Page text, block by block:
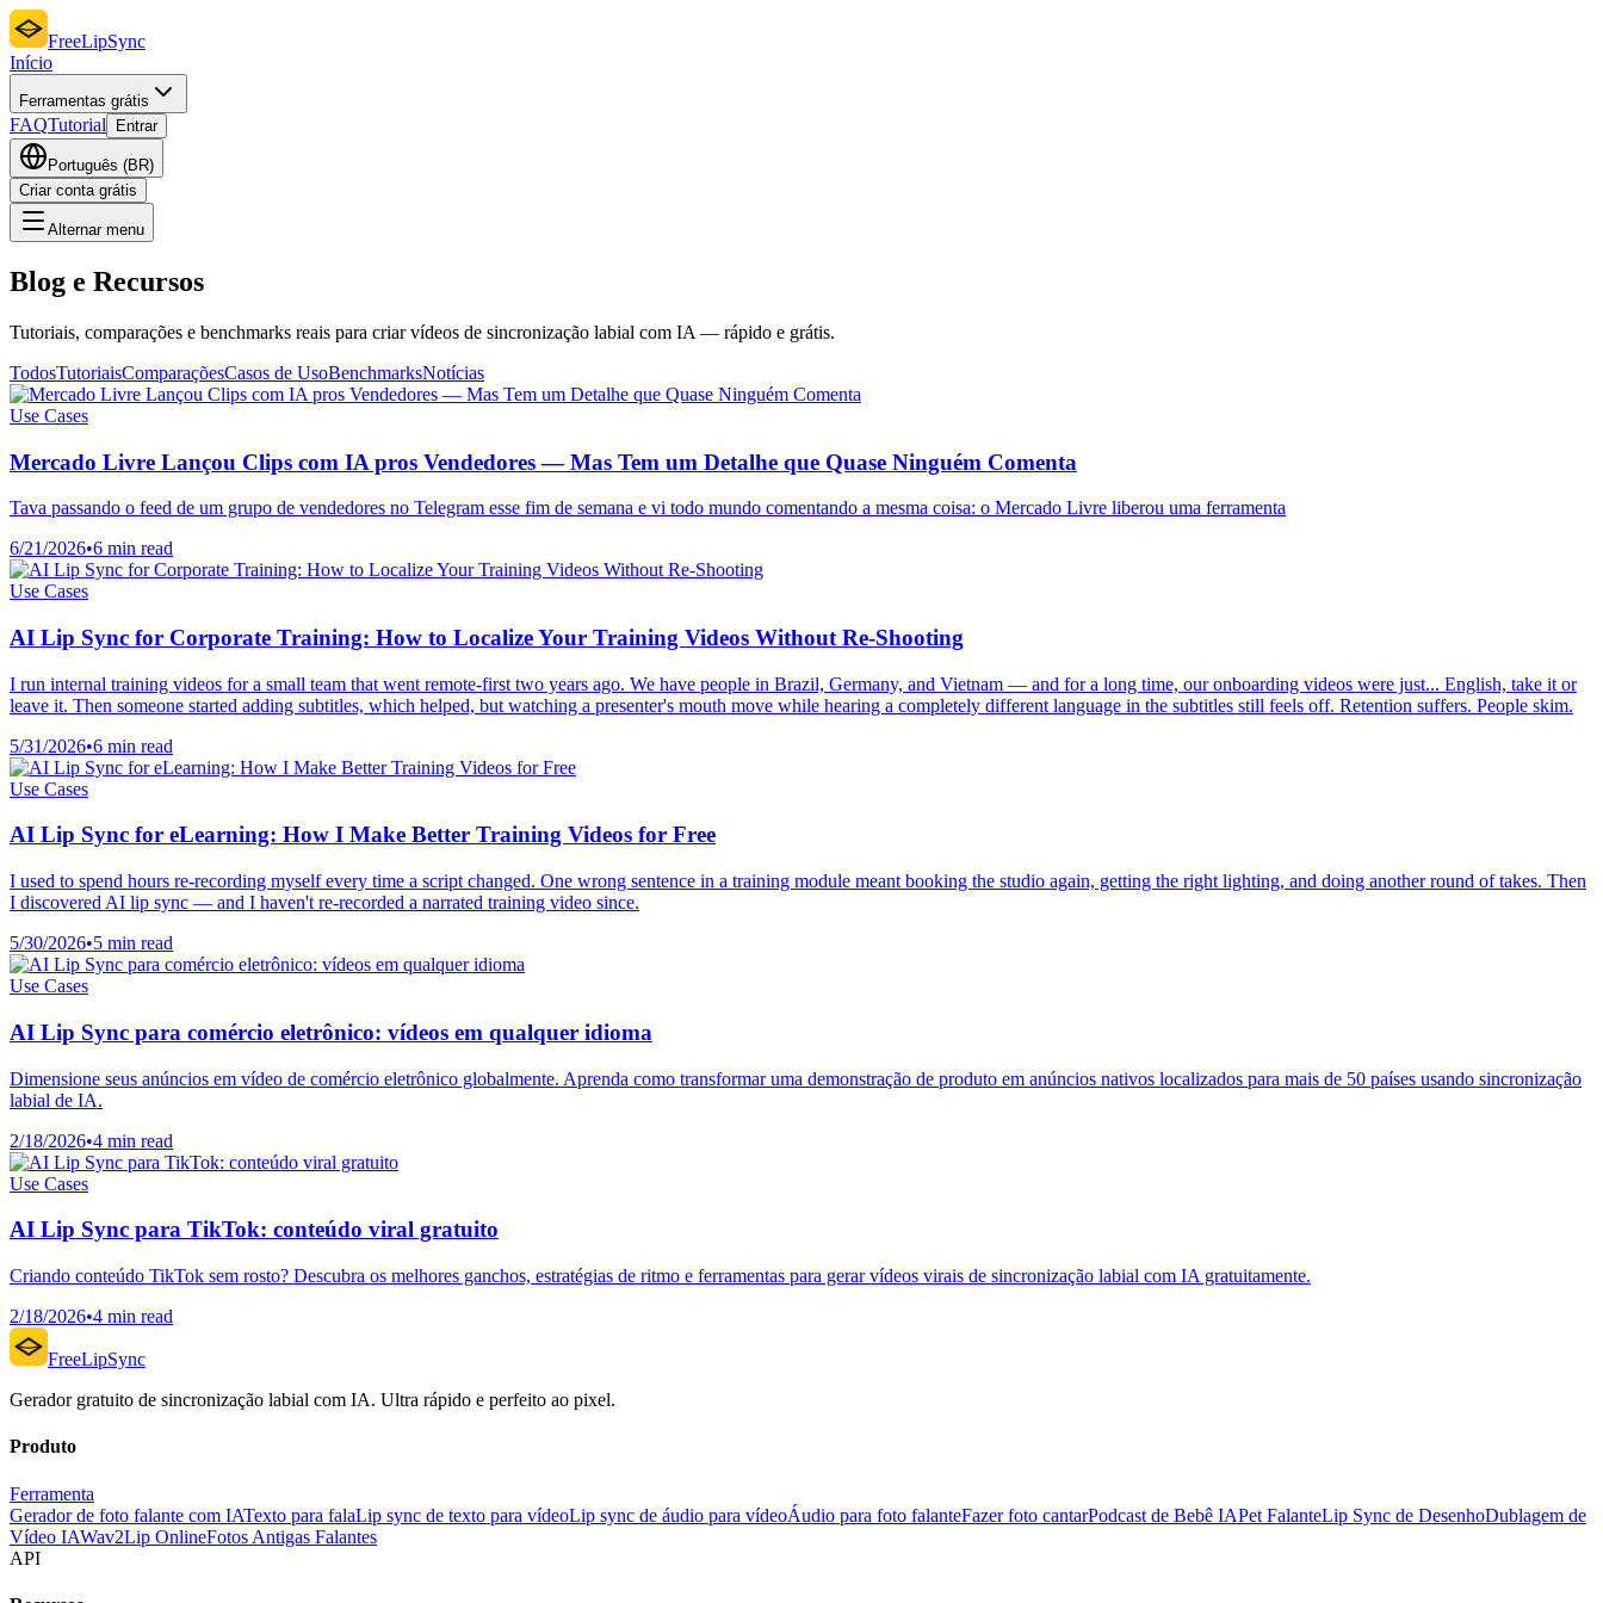
FreeLipSync
Início
Ferramentas grátis
FAQTutorial Entrar
Português (BR)
Criar conta grátis
Alternar menu
Blog e Recursos
Tutoriais, comparações e benchmarks reais para criar vídeos de sincronização labial com IA — rápido e grátis.
TodosTutoriaisComparaçõesCasos de UsoBenchmarksNotícias
Use Cases
Mercado Livre Lançou Clips com IA pros Vendedores — Mas Tem um Detalhe que Quase Ninguém Comenta
Tava passando o feed de um grupo de vendedores no Telegram esse fim de semana e vi todo mundo comentando a mesma coisa: o Mercado Livre liberou uma ferramenta
6/21/2026•6 min read
Use Cases
AI Lip Sync for Corporate Training: How to Localize Your Training Videos Without Re-Shooting
I run internal training videos for a small team that went remote-first two years ago. We have people in Brazil, Germany, and Vietnam — and for a long time, our onboarding videos were just... English, take it or
leave it. Then someone started adding subtitles, which helped, but watching a presenter's mouth move while hearing a completely different language in the subtitles still feels off. Retention suffers. People skim.
5/31/2026•6 min read
Use Cases
AI Lip Sync for eLearning: How I Make Better Training Videos for Free
I used to spend hours re-recording myself every time a script changed. One wrong sentence in a training module meant booking the studio again, getting the right lighting, and doing another round of takes. Then
I discovered AI lip sync — and I haven't re-recorded a narrated training video since.
5/30/2026•5 min read
Use Cases
AI Lip Sync para comércio eletrônico: vídeos em qualquer idioma
Dimensione seus anúncios em vídeo de comércio eletrônico globalmente. Aprenda como transformar uma demonstração de produto em anúncios nativos localizados para mais de 50 países usando sincronização
labial de IA.
2/18/2026•4 min read
Use Cases
AI Lip Sync para TikTok: conteúdo viral gratuito
Criando conteúdo TikTok sem rosto? Descubra os melhores ganchos, estratégias de ritmo e ferramentas para gerar vídeos virais de sincronização labial com IA gratuitamente.
2/18/2026•4 min read
FreeLipSync
Gerador gratuito de sincronização labial com IA. Ultra rápido e perfeito ao pixel.
Produto
Ferramenta
Gerador de foto falante com IATexto para falaLip sync de texto para vídeoLip sync de áudio para vídeoÁudio para foto falanteFazer foto cantarPodcast de Bebê IAPet FalanteLip Sync de DesenhoDublagem de
Vídeo IAWav2Lip OnlineFotos Antigas Falantes
API